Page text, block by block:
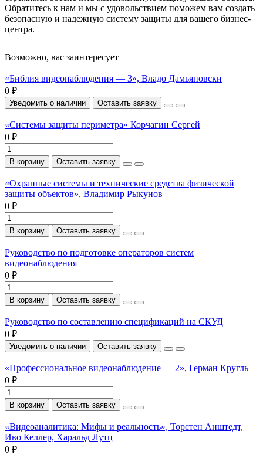
Обратитесь к нам и мы с удовольствием поможем вам создать
безопасную и надежную систему защиты для вашего бизнес-
центра.
Возможно, вас заинтересует
«Библия видеонаблюдения — 3», Владо Дамьяновски
0 ₽
Уведомить о наличии Оставить заявку
«Системы защиты периметра» Корчагин Сергей
0 ₽
В корзину Оставить заявку
«Охранные системы и технические средства физической
защиты объектов», Владимир Рыкунов
0 ₽
В корзину Оставить заявку
Руководство по подготовке операторов систем
видеонаблюдения
0 ₽
В корзину Оставить заявку
Руководство по составлению спецификаций на СКУД
0 ₽
Уведомить о наличии Оставить заявку
«Профессиональное видеонаблюдение — 2», Герман Кругль
0 ₽
В корзину Оставить заявку
«Видеоаналитика: Мифы и реальность», Торстен Анштедт,
Иво Келлер, Харальд Лутц
0 ₽